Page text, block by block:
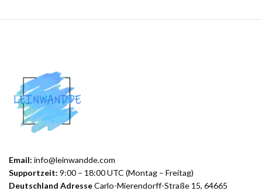
Email: info@leinwandde.com
Supportzeit: 9:00 – 18:00 UTC (Montag – Freitag)
Deutschland AdresseCarlo-Mierendorff-Straße 15, 64665